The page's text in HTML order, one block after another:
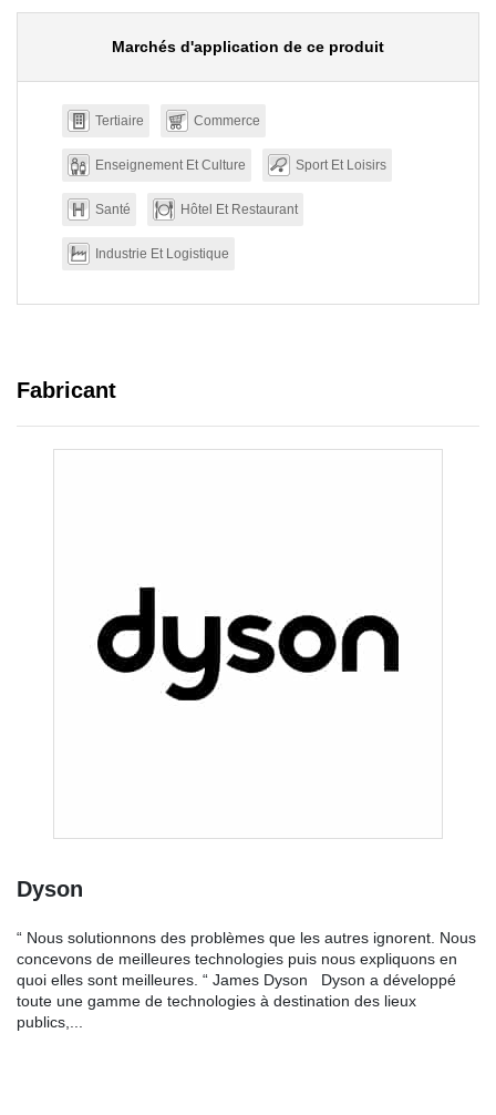
Marchés d'application de ce produit
Tertiaire Commerce
Enseignement Et Culture Sport Et Loisirs
Santé Hôtel Et Restaurant
Industrie Et Logistique
Fabricant
Dyson
“ Nous solutionnons des problèmes que les autres ignorent. Nous
concevons de meilleures technologies puis nous expliquons en
quoi elles sont meilleures. “ James Dyson Dyson a développé
toute une gamme de technologies à destination des lieux
publics,...